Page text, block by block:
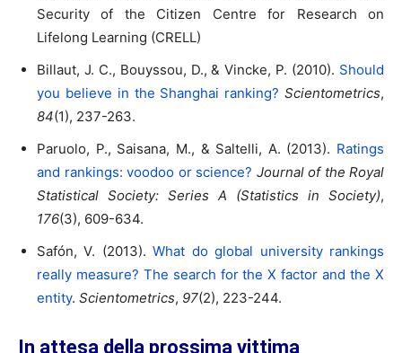
Security of the Citizen Centre for Research on
Lifelong Learning (CRELL)
Billaut, J. C., Bouyssou, D., & Vincke, P. (2010). Should
you believe in the Shanghai ranking? Scientometrics,
84(1), 237-263.
Paruolo, P., Saisana, M., & Saltelli, A. (2013). Ratings
and rankings: voodoo or science? Journal of the Royal
Statistical Society: Series A (Statistics in Society),
176(3), 609-634.
Safón, V. (2013).What do global university rankings
really measure? The search for the X factor and the X
entity. Scientometrics, 97(2), 223-244.
In attesa della prossima vittima